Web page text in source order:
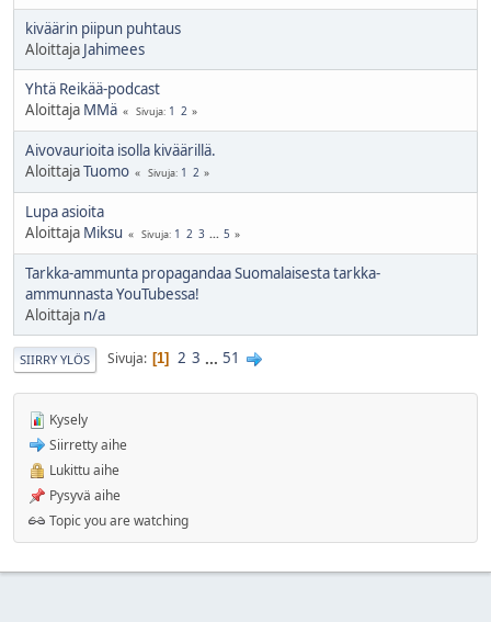
kiväärin piipun puhtaus
Aloittaja Jahimees
Yhtä Reikää-podcast
Aloittaja MMä Sivuja 1 2
Aivovaurioita isolla kiväärillä.
AloittajaTuomo Sivuja 1 2
Lupa asioita
Aloittaja Miksu Sivuja 1 2 3 ... 5
Tarkka-ammunta propagandaa Suomalaisesta tarkka-
ammunnasta YouTubessa!
Aloittaja n/a
SIIRRY YLÖS Sivuja 1 2 3 ... 51
Kysely
Siirretty aihe
Lukittu aihe
Pysyvä aihe
Topic you are watching